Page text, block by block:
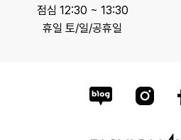
점심 12:30 ~ 13:30
휴일 토/일/공휴일